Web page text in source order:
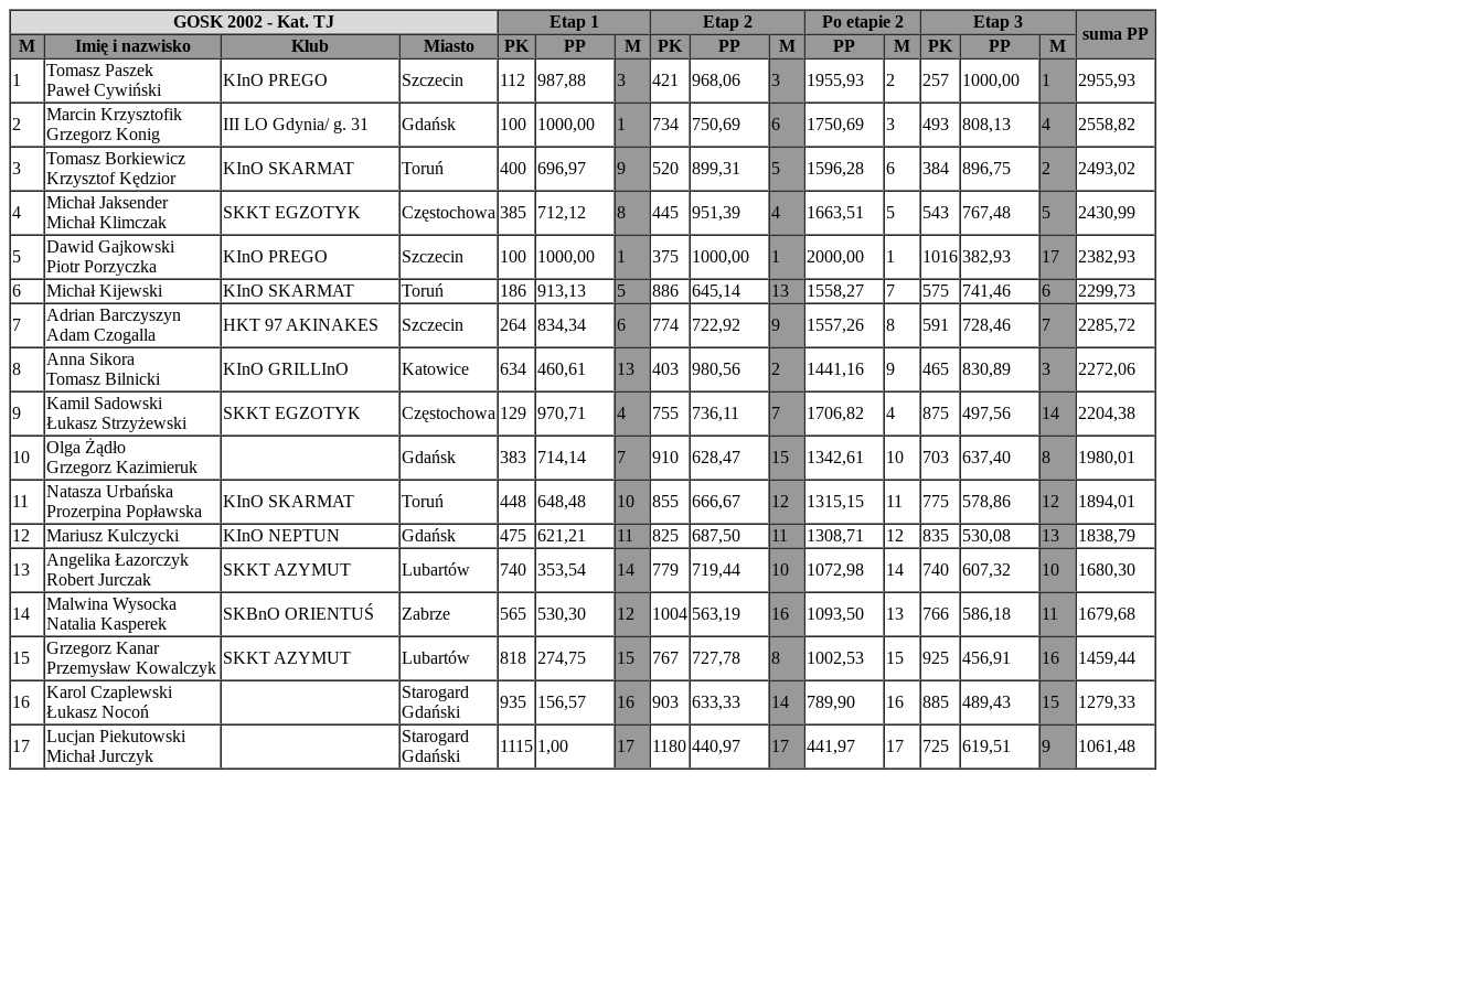
GOSK 2002 - Kat. TJ Etap 1 Etap 2 Po etapie 2 Etap 3
suma PP
M Imię i nazwisko Klub Miasto PK PP M PK PP M PP M PK PP
M
1
Tomasz Paszek
Paweł Cywiński
KInO PREGO Szczecin 112 987,88 3 421 968,06 3 1955,93 2 257 1000,00 1 2955,93
2
Marcin Krzysztofik
Grzegorz Konig
III LO Gdynia/ g. 31 Gdańsk 100 1000,00 1 734 750,69 6 1750,69 3 493 808,13 4 2558,82
3
Tomasz Borkiewicz
Krzysztof Kędzior
KInO SKARMAT Toruń 400 696,97 9 520 899,31 5 1596,28 6 384 896,75 2 2493,02
4
Michał Jaksender
Michał Klimczak
SKKT EGZOTYK Częstochowa 385 712,12 8 445 951,39 4 1663,51 5 543 767,48 5 2430,99
5
Dawid Gajkowski
Piotr Porzyczka
KInO PREGO Szczecin 100 1000,00 1 375 1000,00 1 2000,00 1 1016 382,93 17
2382,93
6
Michał Kijewski KInO SKARMAT Toruń 186 913,13 5 886 645,14 13 1558,27 7 575 741,46 6
2299,73
7
Adrian Barczyszyn
Adam Czogalla
HKT 97 AKINAKES Szczecin 264 834,34 6 774 722,92 9 1557,26 8 591 728,46 7 2285,72
8
Anna Sikora
Tomasz Bilnicki
KInO GRILLInO Katowice 634 460,61 13 403 980,56 2 1441,16 9 465 830,89 3 2272,06
9
Kamil Sadowski
Łukasz Strzyżewski
SKKT EGZOTYK Częstochowa 129 970,71 4 755 736,11 7 1706,82 4 875 497,56 14 2204,38
10
Olga Żądło
Grzegorz Kazimieruk
Gdańsk 383 714,14 7 910 628,47 15 1342,61 10 703 637,40 8 1980,01
11
Natasza Urbańska
Prozerpina Popławska
KInO SKARMAT Toruń 448 648,48 10 855 666,67 12 1315,15 11 775 578,86 12
1894,01
12
Mariusz Kulczycki KInO NEPTUN Gdańsk 475 621,21 11 825 687,50 11 1308,71 12 835 530,08 13
1838,79
13
Angelika Łazorczyk
Robert Jurczak
SKKT AZYMUT Lubartów 740 353,54 14 779 719,44 10 1072,98 14 740 607,32 10 1680,30
14
Malwina Wysocka
Natalia Kasperek
SKBnO ORIENTUŚ Zabrze 565 530,30 12 1004 563,19 16 1093,50 13 766 586,18 11 1679,68
15
Grzegorz Kanar
Przemysław Kowalczyk
SKKT AZYMUT Lubartów 818 274,75 15 767 727,78 8 1002,53 15 925 456,91 16 1459,44
16
Karol Czaplewski
Łukasz Nocoń
Starogard
Gdański
935 156,57 16 903 633,33 14 789,90 16 885 489,43 15 1279,33
17
Lucjan Piekutowski
Michał Jurczyk
Starogard
Gdański
1115 1,00 17 1180 440,97 17 441,97 17 725 619,51 9 1061,48